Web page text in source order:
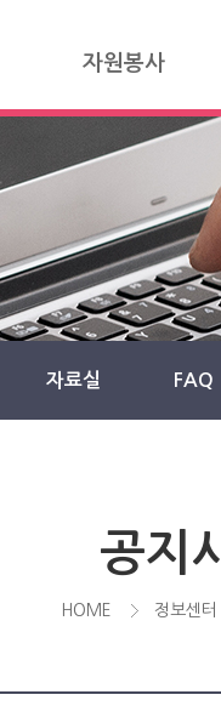
자원봉사
자료실 FAQ
공지
HOME 정보센터